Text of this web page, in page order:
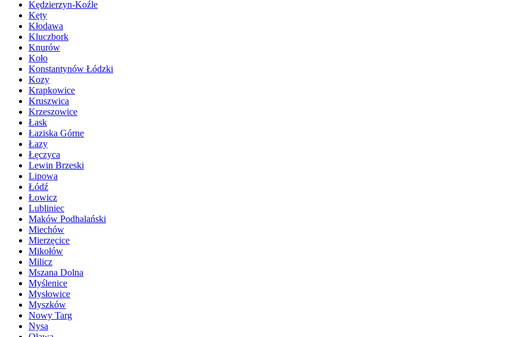
Kędzierzyn-Koźle
Kęty
Kłodawa
Kluczbork
Knurów
Koło
Konstantynów Łódzki
Kozy
Krapkowice
Kruszwica
Krzeszowice
Łask
Łaziska Górne
Łazy
Łęczyca
Lewin Brzeski
Lipowa
Łódź
Łowicz
Lubliniec
Maków Podhalański
Miechów
Mierzęcice
Mikołów
Milicz
Mszana Dolna
Myślenice
Mysłowice
Myszków
Nowy Targ
Nysa